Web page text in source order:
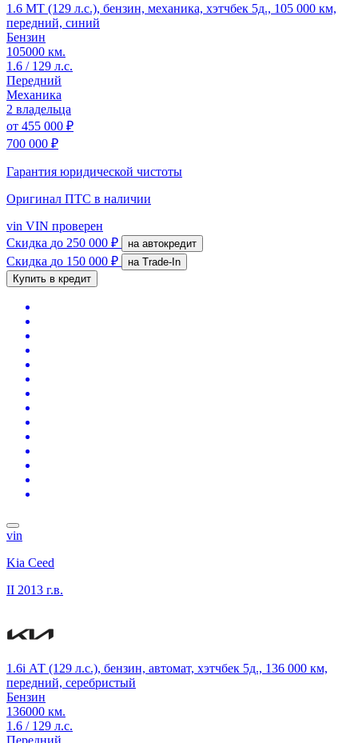
1.6 MT (129 л.с.), бензин, механика, хэтчбек 5д., 105 000 км,
передний, синий
Бензин
105000 км.
1.6 / 129 л.с.
Передний
Механика
2 владельца
от 455 000 ₽
700 000 ₽
Гарантия юридической чистоты
Оригинал ПТС в наличии
vin VIN проверен
Скидка до 250 000 ₽ на автокредит
Скидка до 150 000 ₽
на Trade-In
Купить в кредит
vin
Kia Ceed
II 2013 г.в.
1.6i АТ (129 л.с.), бензин, автомат, хэтчбек 5д., 136 000 км,
передний, серебристый
Бензин
136000 км.
1.6 / 129 л.с.
Передний